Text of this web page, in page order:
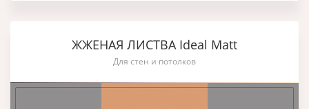
ЖЖЕНАЯ ЛИСТВА Ideal Matt
Для стен и потолков